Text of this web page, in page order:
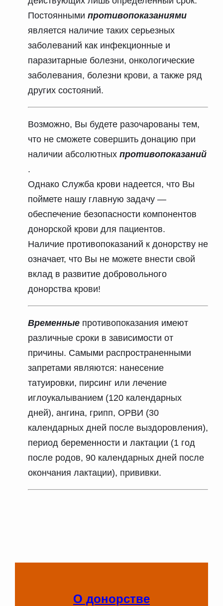
Постоянными противопоказаниями
является наличие таких серьезных
заболеваний как инфекционные и
паразитарные болезни, онкологические
заболевания, болезни крови, а также ряд
других состояний.
Возможно, Вы будете разочарованы тем,
что не сможете совершить донацию при
наличии абсолютных противопоказаний
.
Однако Служба крови надеется, что Вы
поймете нашу главную задачу —
обеспечение безопасности компонентов
донорской крови для пациентов.
Наличие противопоказаний к донорству не
означает, что Вы не можете внести свой
вклад в развитие добровольного
донорства крови!
Временныепротивопоказания имеют
различные сроки в зависимости от
причины. Самыми распространенными
запретами являются: нанесение
татуировки, пирсинг или лечение
иглоукалыванием (120 календарных
дней), ангина, грипп, ОРВИ (30
календарных дней после выздоровления),
период беременности и лактации (1 год
после родов, 90 календарных дней после
окончания лактации), прививки.
О донорстве